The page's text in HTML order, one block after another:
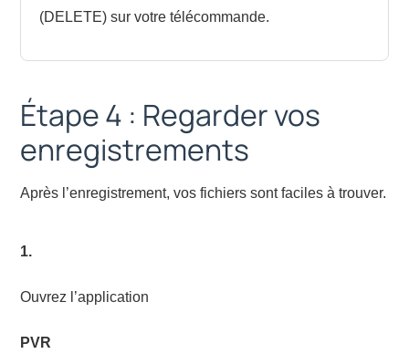
(DELETE) sur votre télécommande.
Étape 4 : Regarder vos
enregistrements
Après l’enregistrement, vos fichiers sont faciles à trouver.
1.
Ouvrez l’application
PVR